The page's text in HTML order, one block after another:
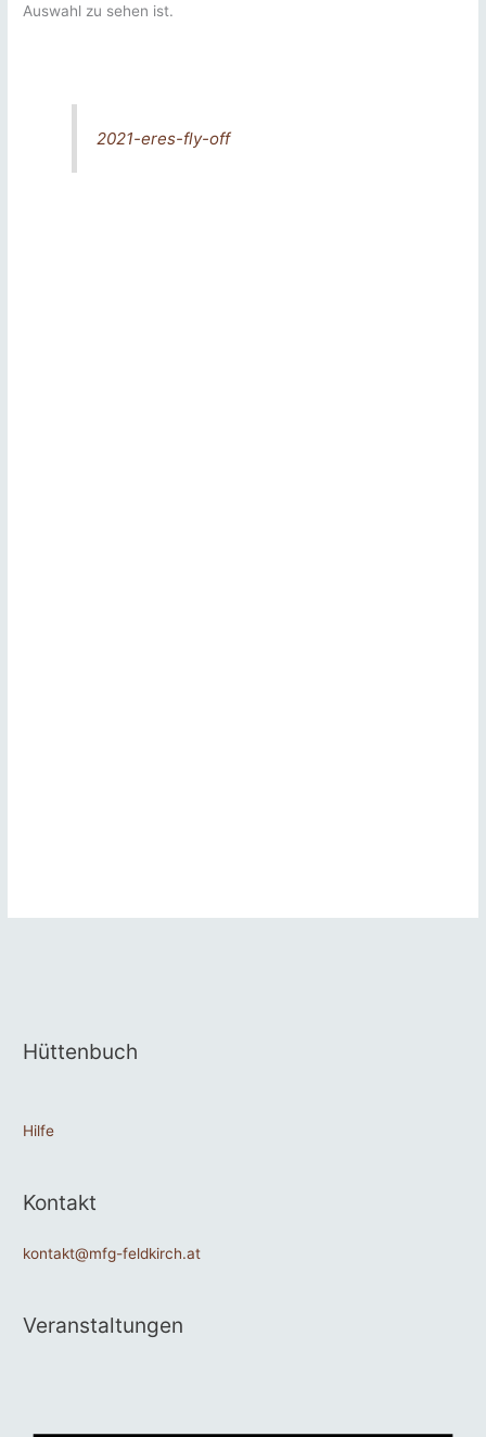
Auswahl zu sehen ist.
2021-eres-fly-off
Hüttenbuch
Hilfe
Kontakt
kontakt@mfg-feldkirch.at
Veranstaltungen